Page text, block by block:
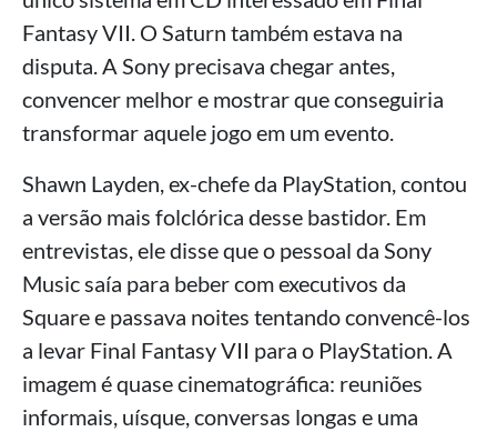
Fantasy VII. O Saturn também estava na
disputa. A Sony precisava chegar antes,
convencer melhor e mostrar que conseguiria
transformar aquele jogo em um evento.
Shawn Layden, ex-chefe da PlayStation, contou
a versão mais folclórica desse bastidor. Em
entrevistas, ele disse que o pessoal da Sony
Music saía para beber com executivos da
Square e passava noites tentando convencê-los
a levar Final Fantasy VII para o PlayStation. A
imagem é quase cinematográfica: reuniões
informais, uísque, conversas longas e uma